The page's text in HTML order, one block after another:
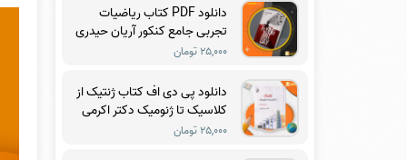
دانلود PDF کتاب ریاضیات
تجربی جامع کنکور آریان حیدری
۲۵,۰۰۰ تومان
دانلود پی دی اف کتاب ژنتیک از
کلاسیک تا ژنومیک دکتر اکرمی
PDF
۲۵,۰۰۰ تومان